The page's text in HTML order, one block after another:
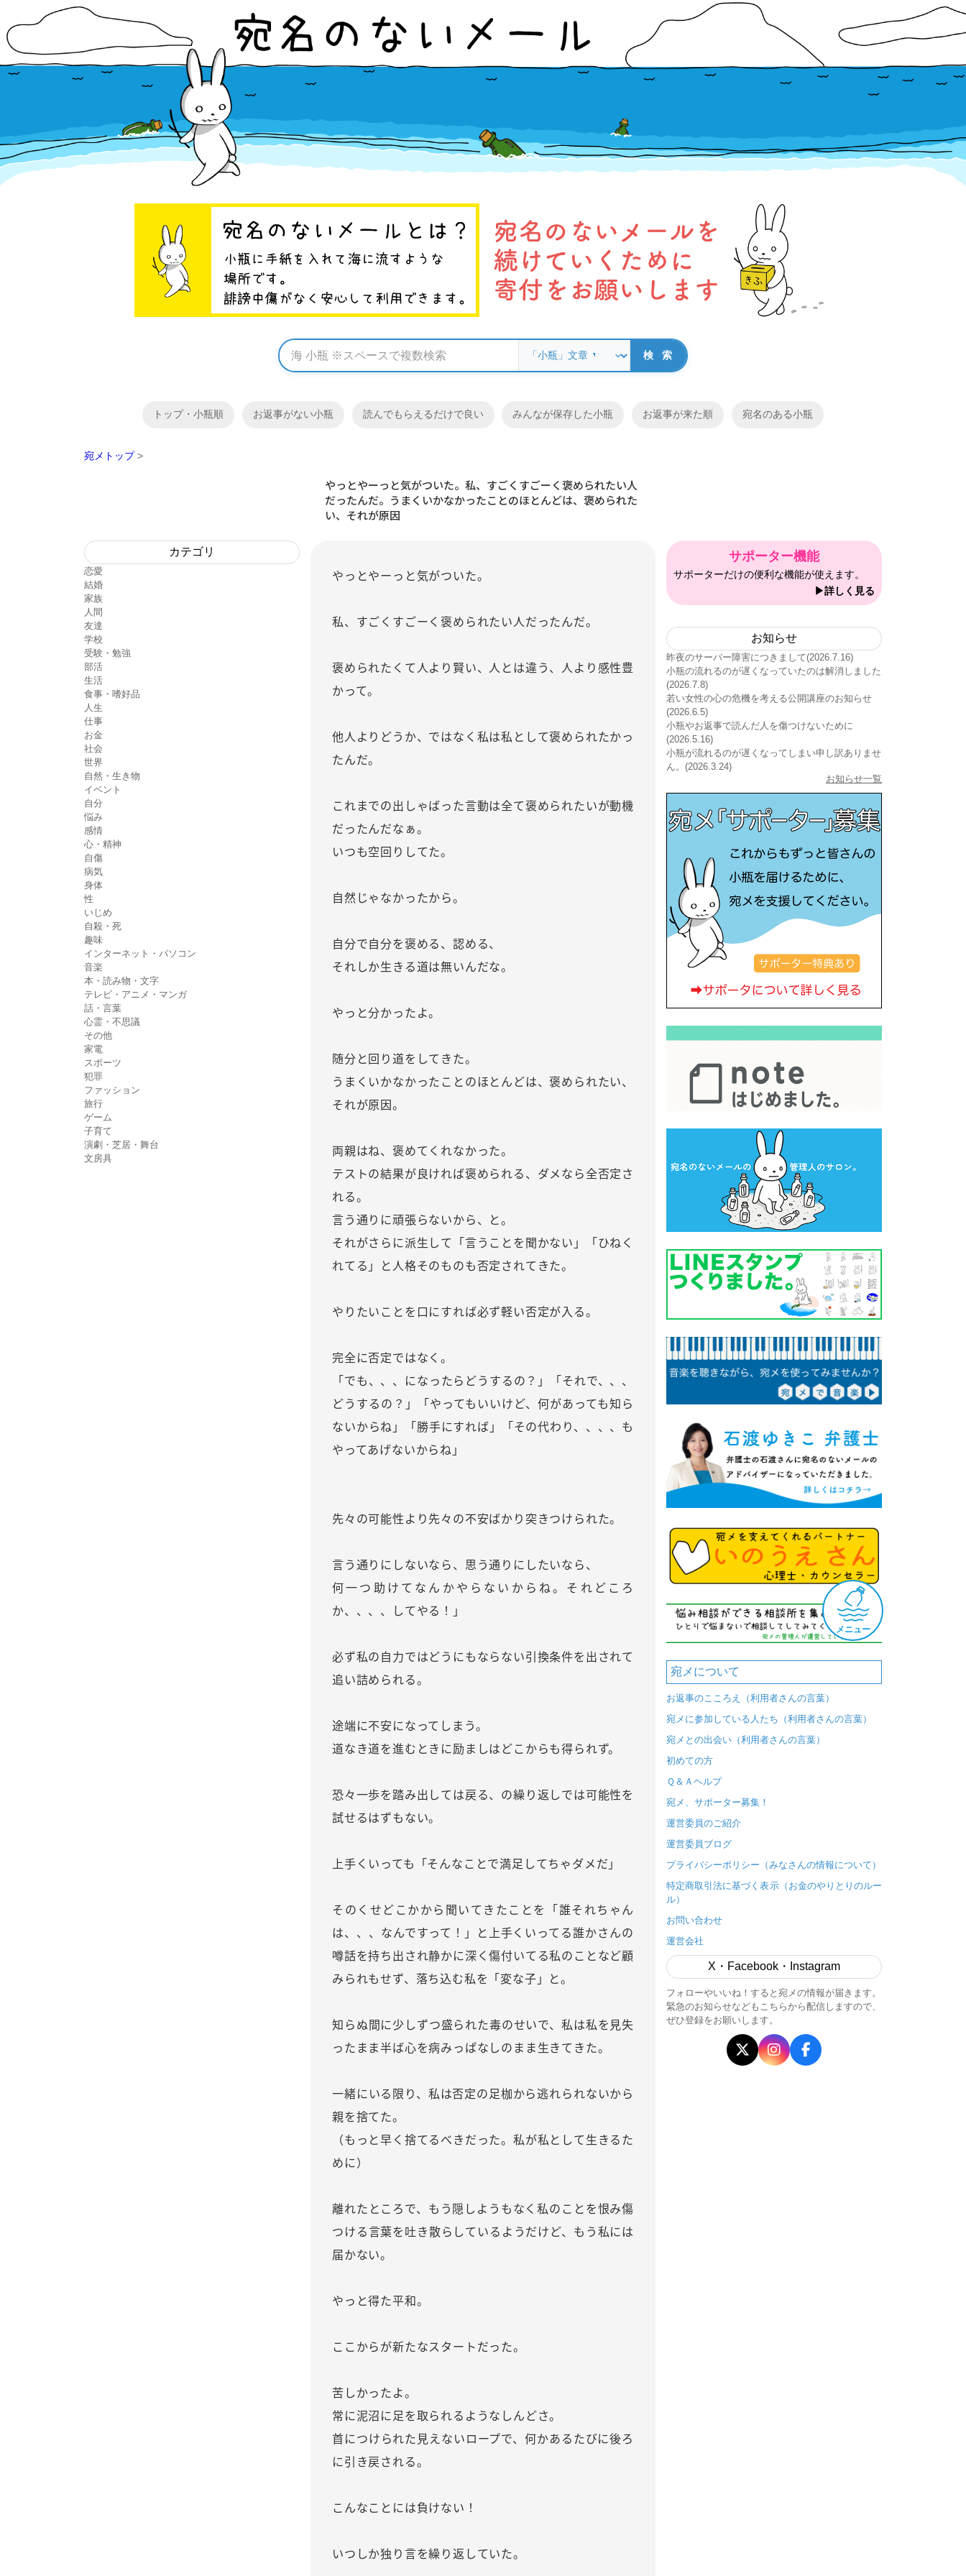
メニュー
トップ・小瓶順 お返事がない小瓶 読んでもらえるだけで良い みんなが保存した小瓶 お返事が来た順 宛名のある小瓶
宛メトップ >
やっとやーっと気がついた。私、すごくすごーく褒められたい人
だったんだ。うまくいかなかったことのほとんどは、褒められた
い、それが原因
カテゴリ
恋愛
結婚
家族
人間
友達
学校
受験・勉強
部活
生活
食事・嗜好品
人生
仕事
お金
社会
世界
自然・生き物
イベント
自分
悩み
感情
心・精神
自傷
病気
身体
性
いじめ
自殺・死
趣味
インターネット・パソコン
音楽
本・読み物・文字
テレビ・アニメ・マンガ
話・言葉
心霊・不思議
その他
家電
スポーツ
犯罪
ファッション
旅行
ゲーム
子育て
演劇・芝居・舞台
文房具
やっとやーっと気がついた。
私、すごくすごーく褒められたい人だったんだ。
褒められたくて人より賢い、人とは違う、人より感性豊
かって。
他人よりどうか、ではなく私は私として褒められたかっ
たんだ。
これまでの出しゃばった言動は全て褒められたいが動機
だったんだなぁ。
いつも空回りしてた。
自然じゃなかったから。
自分で自分を褒める、認める、
それしか生きる道は無いんだな。
やっと分かったよ。
随分と回り道をしてきた。
うまくいかなかったことのほとんどは、褒められたい、
それが原因。
両親はね、褒めてくれなかった。
テストの結果が良ければ褒められる、ダメなら全否定さ
れる。
言う通りに頑張らないから、と。
それがさらに派生して「言うことを聞かない」「ひねく
れてる」と人格そのものも否定されてきた。
やりたいことを口にすれば必ず軽い否定が入る。
完全に否定ではなく。
「でも、、、になったらどうするの？」「それで、、、
どうするの？」「やってもいいけど、何があっても知ら
ないからね」「勝手にすれば」「その代わり、、、、も
やってあげないからね」
先々の可能性より先々の不安ばかり突きつけられた。
言う通りにしないなら、思う通りにしたいなら、
何一つ助けてなんかやらないからね。それどころ
か、、、、してやる！」
必ず私の自力ではどうにもならない引換条件を出されて
追い詰められる。
途端に不安になってしまう。
道なき道を進むときに励ましはどこからも得られず。
恐々一歩を踏み出しては戻る、の繰り返しでは可能性を
試せるはずもない。
上手くいっても「そんなことで満足してちゃダメだ」
そのくせどこかから聞いてきたことを「誰それちゃん
は、、、なんですって！」と上手くいってる誰かさんの
噂話を持ち出され静かに深く傷付いてる私のことなど顧
みられもせず、落ち込む私を「変な子」と。
知らぬ間に少しずつ盛られた毒のせいで、私は私を見失
ったまま半ば心を病みっぱなしのまま生きてきた。
一緒にいる限り、私は否定の足枷から逃れられないから
親を捨てた。
（もっと早く捨てるべきだった。私が私として生きるた
めに）
離れたところで、もう隠しようもなく私のことを恨み傷
つける言葉を吐き散らしているようだけど、もう私には
届かない。
やっと得た平和。
ここからが新たなスタートだった。
苦しかったよ。
常に泥沼に足を取られるようなしんどさ。
首につけられた見えないロープで、何かあるたびに後ろ
に引き戻される。
こんなことには負けない！
いつしか独り言を繰り返していた。
サポーター機能
サポーターだけの便利な機能が使えます。
▶詳しく見る
お知らせ
昨夜のサーバー障害につきまして(2026.7.16)
小瓶の流れるのが遅くなっていたのは解消しました
(2026.7.8)
若い女性の心の危機を考える公開講座のお知らせ
(2026.6.5)
小瓶やお返事で読んだ人を傷つけないために
(2026.5.16)
小瓶が流れるのが遅くなってしまい申し訳ありませ
ん。(2026.3.24)
お知らせ一覧
宛メについて
お返事のこころえ（利用者さんの言葉）
宛メに参加している人たち（利用者さんの言葉）
宛メとの出会い（利用者さんの言葉）
初めての方
Ｑ＆Ａヘルプ
宛メ、サポーター募集！
運営委員のご紹介
運営委員ブログ
プライバシーポリシー（みなさんの情報について）
特定商取引法に基づく表示（お金のやりとりのルー
ル）
お問い合わせ
運営会社
X・Facebook・Instagram
フォローやいいね！すると宛メの情報が届きます。
緊急のお知らせなどもこちらから配信しますので、
ぜひ登録をお願いします。